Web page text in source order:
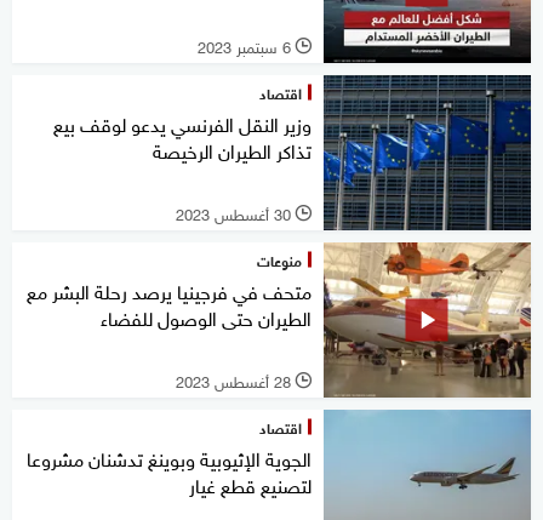
l 6 سبتمبر 2023
اقتصاد
وزير النقل الفرنسي يدعو لوقف بيع
تذاكر الطيران الرخيصة
l 30 أغسطس 2023
منوعات
متحف في فرجينيا يرصد رحلة البشر مع
الطيران حتى الوصول للفضاء
l 28 أغسطس 2023
اقتصاد
الجوية الإثيوبية وبوينغ تدشنان مشروعا
لتصنيع قطع غيار